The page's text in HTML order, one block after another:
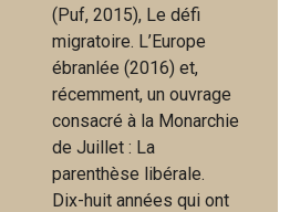
(Puf, 2015), Le défi
migratoire. L’Europe
ébranlée (2016) et,
récemment, un ouvrage
consacré à la Monarchie
de Juillet : La
parenthèse libérale.
Dix-huit années qui ont